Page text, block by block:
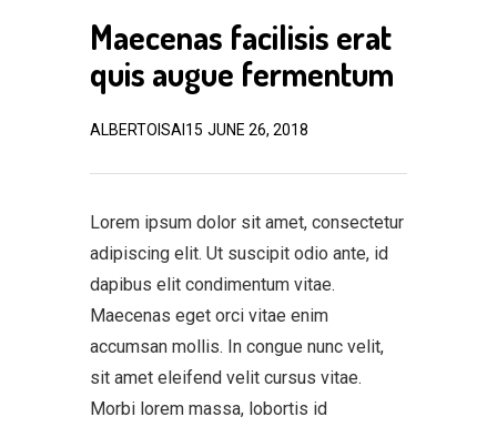
Maecenas facilisis erat
quis augue fermentum
ALBERTOISAI15 JUNE 26, 2018
Lorem ipsum dolor sit amet, consectetur
adipiscing elit. Ut suscipit odio ante, id
dapibus elit condimentum vitae.
Maecenas eget orci vitae enim
accumsan mollis. In congue nunc velit,
sit amet eleifend velit cursus vitae.
Morbi lorem massa, lobortis id